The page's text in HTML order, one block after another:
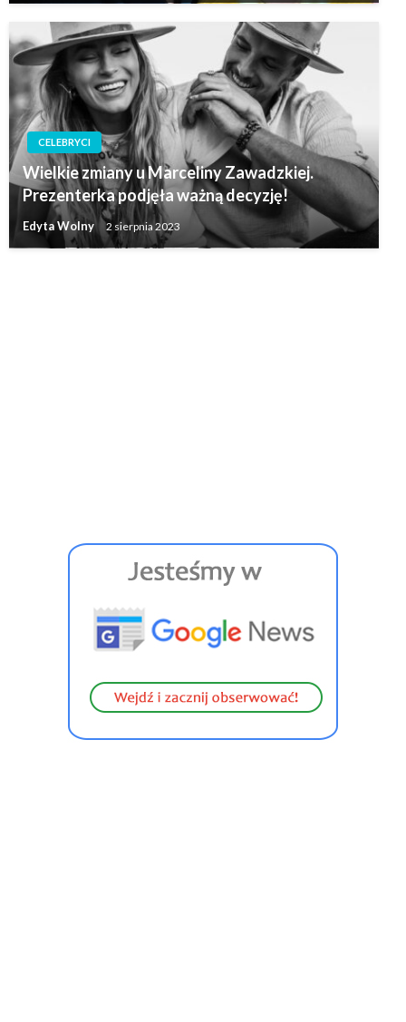
CELEBRYCI
Wielkie zmiany u Marceliny Zawadzkiej.
Prezenterka podjęła ważną decyzję!
Edyta Wolny 2 sierpnia 2023